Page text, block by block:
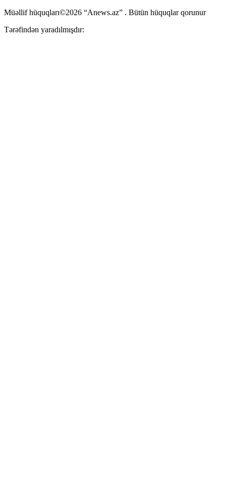
Müəllif hüquqları©2026 “Anews.az” . Bütün hüquqlar qorunur
Tərəfindən yaradılmışdır: